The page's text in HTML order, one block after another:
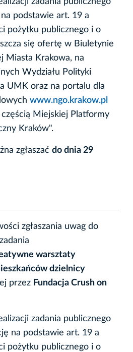
podstawie art. 19 a
pożytku publicznego i o
się ofertę w Biuletynie
Miasta Krakowa, na
Wydziału Polityki
UMK oraz na portalu dla
www.ngo.krakow.pl
Miejskiej Platformy
Kraków".
zgłaszać do dnia 29
zgłaszania uwag do
warsztaty
dzielnicy
przez Fundacja Crush on
zadania publicznego
na podstawie art. 19 a
pożytku publicznego i o